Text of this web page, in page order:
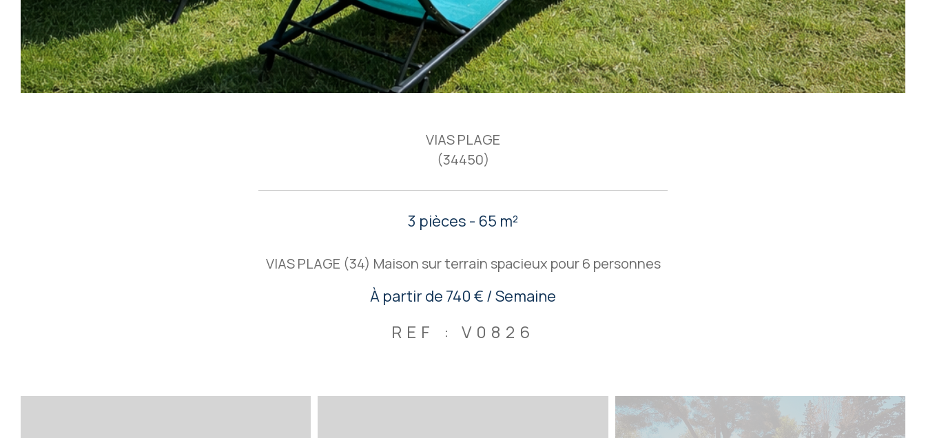
VIAS PLAGE
(34450)
3 pièces - 65 m²
VIAS PLAGE (34) Maison sur terrain spacieux pour 6 personnes
À partir de 740 € / Semaine
REF : V0826